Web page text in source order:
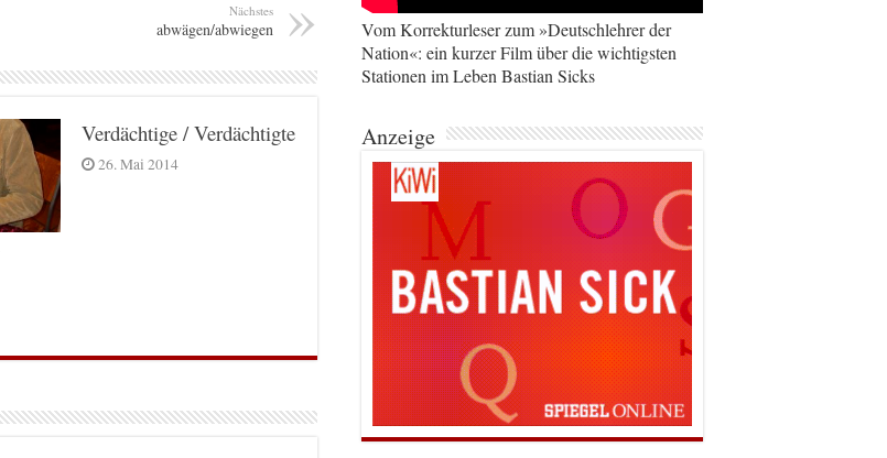
Nächstes
abwägen/abwiegen
Verdächtige / Verdächtigte
26. Mai 2014
Vom Korrekturleser zum »Deutschlehrer der
Nation«: ein kurzer Film über die wichtigsten
Stationen im Leben Bastian Sicks
Anzeige